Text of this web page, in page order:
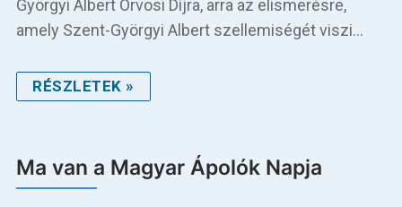
Györgyi Albert Orvosi Díjra, arra az elismerésre,
amely Szent-Györgyi Albert szellemiségét viszi…
RÉSZLETEK »
Ma van a Magyar Ápolók Napja